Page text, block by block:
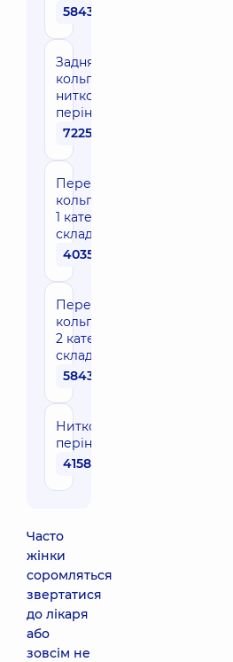
58430 грн
Задня
кольпорафія з
нитковою
перінеопластикою
72250 грн
Передня
кольпорафія
1 категорії
складності
40350 грн
Передня
кольпорафія
2 категорії
складності
58430 грн
Ниткова
перінеопластика
41580 грн
Часто
жінки
соромляться
звертатися
до лікаря
або
зовсім не